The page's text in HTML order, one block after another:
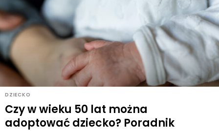
DZIECKO
Czy w wieku 50 lat można
adoptować dziecko? Poradnik